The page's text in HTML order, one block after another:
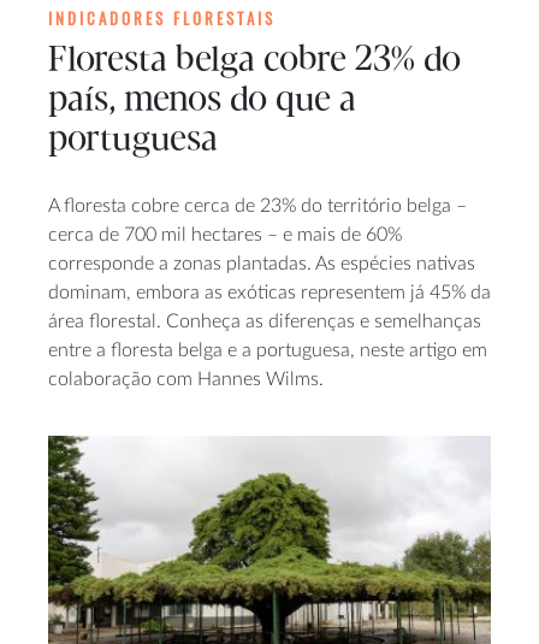
INDICADORES FLORESTAIS
Floresta belga cobre 23% do
país, menos do que a
portuguesa
A floresta cobre cerca de 23% do território belga –
cerca de 700 mil hectares – e mais de 60%
corresponde a zonas plantadas. As espécies nativas
dominam, embora as exóticas representem já 45% da
área florestal. Conheça as diferenças e semelhanças
entre a floresta belga e a portuguesa, neste artigo em
colaboração com Hannes Wilms.